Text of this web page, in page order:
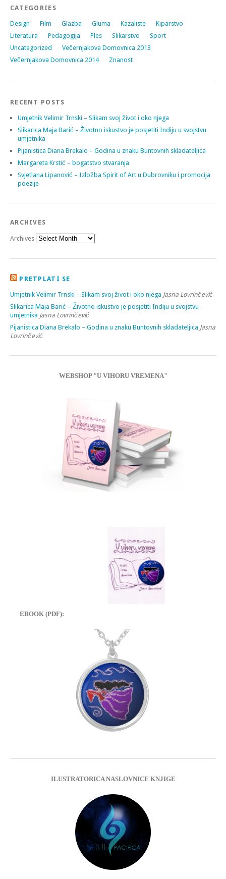
CATEGORIES
Design Film Glazba Gluma Kazaliste
Kiparstvo
Literatura
Pedagogija Ples Slikarstvo
Sport
Uncategorized
Večernjakova Domovnica 2013
Večernjakova Domovnica 2014
Znanost
RECENT POSTS
Umjetnik Velimir Trnski – Slikam svoj život i oko njega
Slikarica Maja Barić – Životno iskustvo je posjetiti Indiju u svojstvu
umjetnika
Pijanistica Diana Brekalo – Godina u znaku Buntovnih skladateljica
Margareta Krstić – bogatstvo stvaranja
Svjetlana Lipanović – Izložba Spirit of Art u Dubrovniku i promocija
poezije
ARCHIVES
Archives
PRETPLATI SE
Umjetnik Velimir Trnski – Slikam svoj život i oko njega Jasna Lovrinčević
Slikarica Maja Barić – Životno iskustvo je posjetiti Indiju u svojstvu
umjetnika Jasna Lovrinčević
Pijanistica Diana Brekalo – Godina u znaku Buntovnih skladateljica Jasna
Lovrinčević
WEBSHOP "U VIHORU VREMENA"
EBOOK (PDF):
ILUSTRATORICA NASLOVNICE KNJIGE